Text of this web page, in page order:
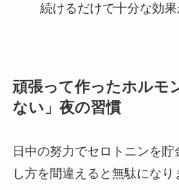
続けるだけで十分な効果
頑張って作ったホルモ
ない」夜の習慣
日中の努力でセロトニンを
し方を間違えると無駄になり